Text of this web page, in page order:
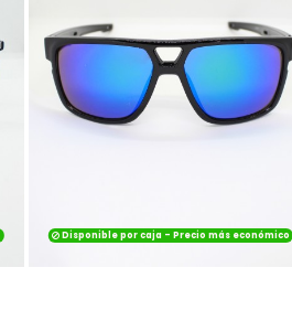
Disponible por caja - Precio más económico